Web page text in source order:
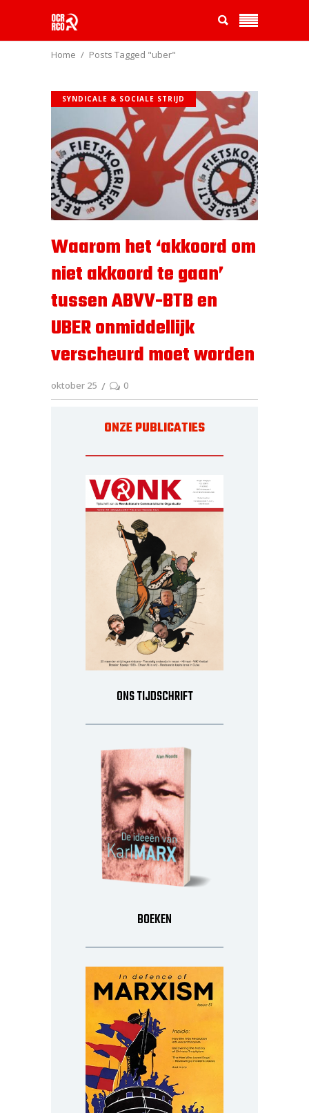
Home Posts Tagged "uber"
SYNDICALE & SOCIALE STRIJD
Waarom het ‘akkoord om
niet akkoord te gaan’
tussen ABVV-BTB en
UBER onmiddellijk
verscheurd moet worden
oktober 25 0
ONZE PUBLICATIES
ONS TIJDSCHRIFT
BOEKEN